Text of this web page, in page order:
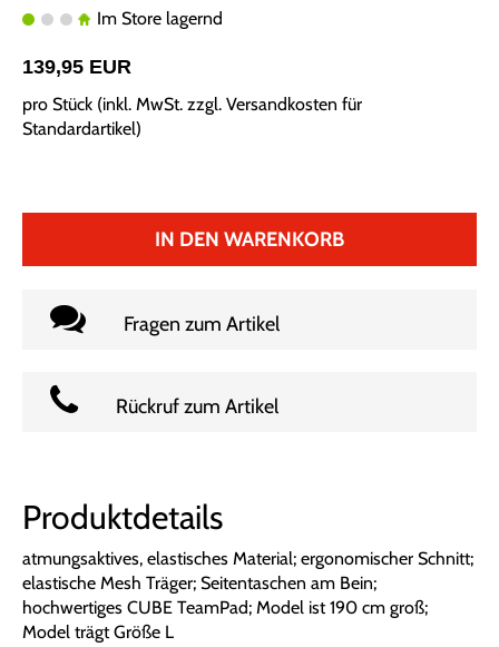
Im Store lagernd
139,95 EUR
pro Stück (inkl. MwSt. zzgl. Versandkosten für
Standardartikel)
IN DEN WARENKORB
Fragen zum Artikel
Rückruf zum Artikel
Produktdetails
atmungsaktives, elastisches Material; ergonomischer Schnitt;
elastische Mesh Träger; Seitentaschen am Bein;
hochwertiges CUBE TeamPad; Model ist 190 cm groß;
Model trägt Größe L